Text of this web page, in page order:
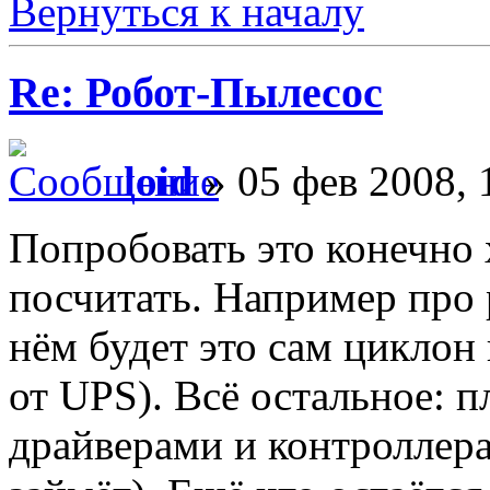
Вернуться к началу
Re: Робот-Пылесос
loid» 05 фев 2008,
Попробовать это
посчитать. Например про
нём будет это сам
от UPS). Всё остальное:
драйверами и